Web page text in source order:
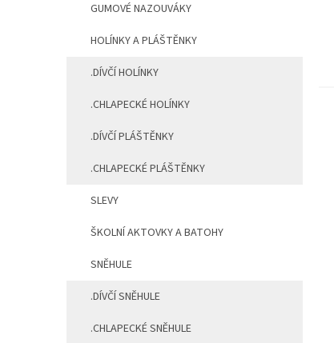
GUMOVÉ NAZOUVÁKY
HOLÍNKY A PLÁŠTĚNKY
.DÍVČÍ HOLÍNKY
.CHLAPECKÉ HOLÍNKY
.DÍVČÍ PLÁŠTĚNKY
.CHLAPECKÉ PLÁŠTĚNKY
SLEVY
ŠKOLNÍ AKTOVKY A BATOHY
SNĚHULE
.DÍVČÍ SNĚHULE
.CHLAPECKÉ SNĚHULE